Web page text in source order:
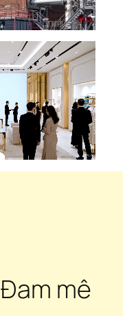
Đam mê